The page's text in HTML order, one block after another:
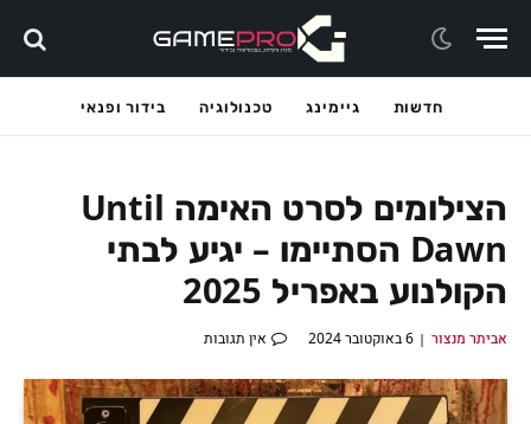
חדשות גיימינג טכנולוגיה בידור ופנאי
הצילומים לסרט האימה Until
Dawn הסתיימו – יגיע לבתי
הקולנוע באפריל 2025
אביתר מנצור 6 באוקטובר 2024 אין תגובות